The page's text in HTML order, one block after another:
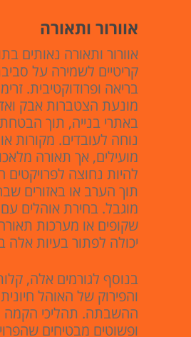
אוורור ותאורה
אוורור ותאורה נאותים
קריטיים לשמירה על
בריאה ופרודוקטיבית.
מונעת הצטברות אבק
באתרי בנייה, תוך
נוחה לעובדים. מקורות
מועילים, אך תאורה
להיות נחוצה
תוך הערב או באזורים
מוגבל. בחירת אוהלים
שקופים או מערכות
יכולה לפתור בעיות אלה
בנוסף לגורמים אלה,
והפירוק של האוהל
ההשבתה. תהליכי הקמה
ופשוטים מבטיחים